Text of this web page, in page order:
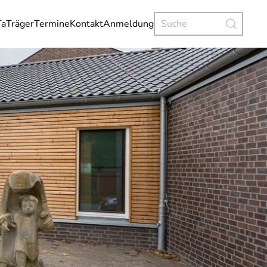
TrägerTermineKontaktAnmeldung